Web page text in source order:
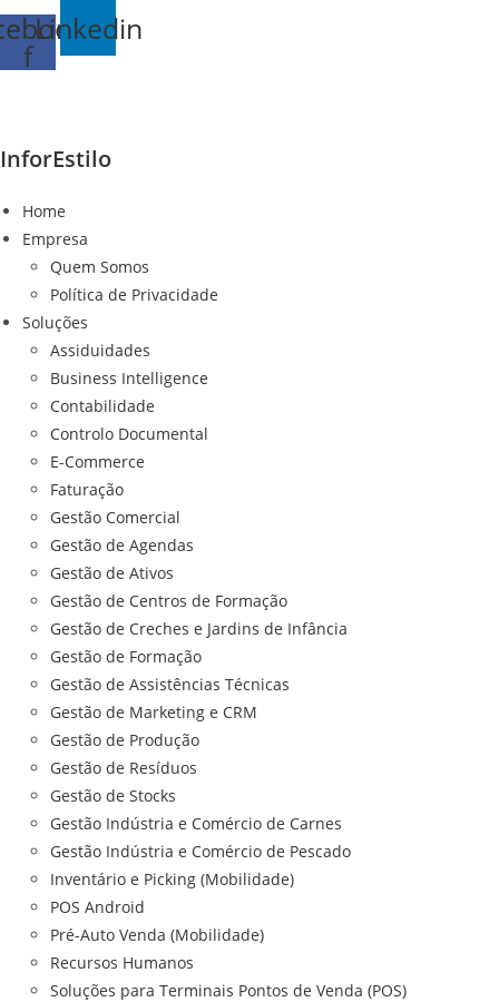
Ir
para
o
f
Linkedin
InforEstilo
Home
Empresa
Quem Somos
Política de Privacidade
Soluções
Assiduidades
Business Intelligence
Contabilidade
Controlo Documental
E-Commerce
Faturação
Gestão Comercial
Gestão de Agendas
Gestão de Ativos
Gestão de Centros de Formação
Gestão de Creches e Jardins de Infância
Gestão de Formação
Gestão de Assistências Técnicas
Gestão de Marketing e CRM
Gestão de Produção
Gestão de Resíduos
Gestão de Stocks
Gestão Indústria e Comércio de Carnes
Gestão Indústria e Comércio de Pescado
Inventário e Picking (Mobilidade)
POS Android
Pré-Auto Venda (Mobilidade)
Recursos Humanos
Soluções para Terminais Pontos de Venda (POS)